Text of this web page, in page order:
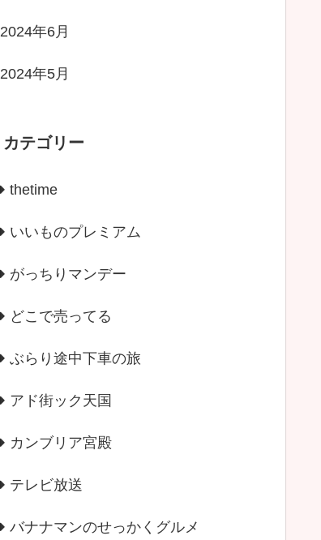
2024年6月
2024年5月
カテゴリー
thetime
いいものプレミアム
がっちりマンデー
どこで売ってる
ぶらり途中下車の旅
アド街ック天国
カンブリア宮殿
テレビ放送
バナナマンのせっかくグルメ